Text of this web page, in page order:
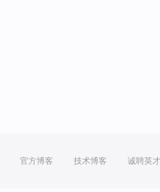
官方博客 技术博客 诚聘英才